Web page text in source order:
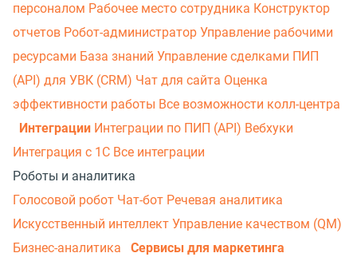
персоналом Рабочее место сотрудника Конструктор
отчетов Робот-администратор Управление рабочими
ресурсами База знаний Управление сделками ПИП
(API) для УВК (CRM) Чат для сайта Оценка
эффективности работы Все возможности колл-центра
Интеграции Интеграции по ПИП (API) Вебхуки
Интеграция с 1С Все интеграции
Роботы и аналитика
Голосовой робот Чат-бот Речевая аналитика
Искусственный интеллект Управление качеством (QM)
Бизнес-аналитика
Сервисы для маркетинга